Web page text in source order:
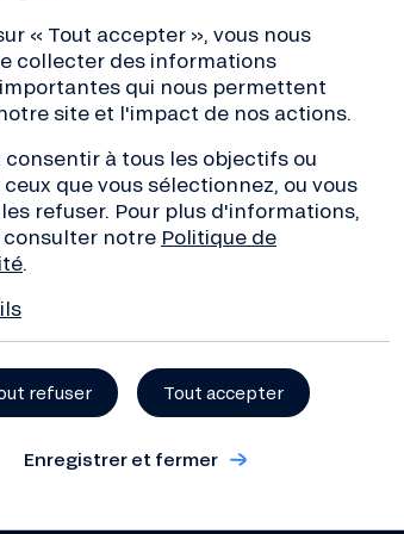
duMois de l’Economie Sociale et Solidaire
conseils
Inscrivez-
« Tout accepter », vous nous
collecter des informations
qui nous permettent
site et l'impact de nos actions.
consentir à tous les objectifs ou
que vous sélectionnez, ou vous
refuser. Pour plus d'informations,
consulter notre Politique de
.
refuser Tout accepter
Enregistrer et fermer